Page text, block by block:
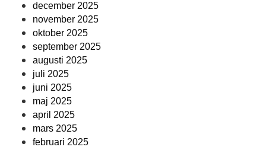
december 2025
november 2025
oktober 2025
september 2025
augusti 2025
juli 2025
juni 2025
maj 2025
april 2025
mars 2025
februari 2025